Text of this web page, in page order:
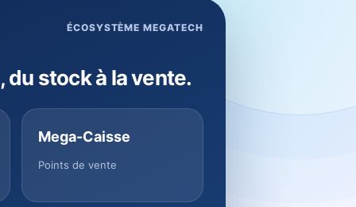
ÉCOSYSTÈME MEGATECH
du stock à la vente.
Mega-Caisse
Points de vente